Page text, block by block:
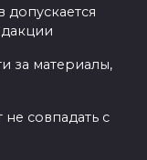
за материалы,
совпадать с